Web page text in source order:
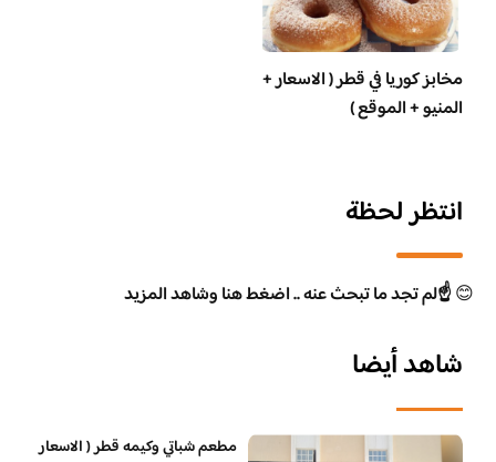
مخابز كوريا في قطر ( الاسعار +
المنيو + الموقع )
انتظر لحظة
😊☝️لم تجد ما تبحث عنه .. اضغط هنا وشاهد المزيد
شاهد أيضا
مطعم شباتي وكيمه قطر ( الاسعار